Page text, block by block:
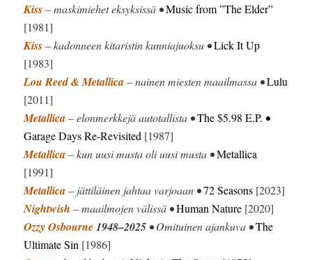
Kiss– maskimiehet eksyksissä •Music from ”The Elder”
[1981]
Kiss– kadonneen kitaristin kunniajuoksu •Lick It Up
[1983]
Lou Reed & Metallica– nainen miesten maailmassa •Lulu
[2011]
Metallica– elonmerkkejä autotallista •The $5.98 E.P. •
Garage Days Re-Revisited [1987]
Metallica– kun uusi musta oli uusi musta •Metallica
[1991]
Metallica– jättiläinen jahtaa varjoaan •72 Seasons [2023]
Nightwish – maailmojen välissä •Human Nature [2020]
Ozzy Osbourne1948–2025 • Omituinen ajankuva •The
Ultimate Sin [1986]